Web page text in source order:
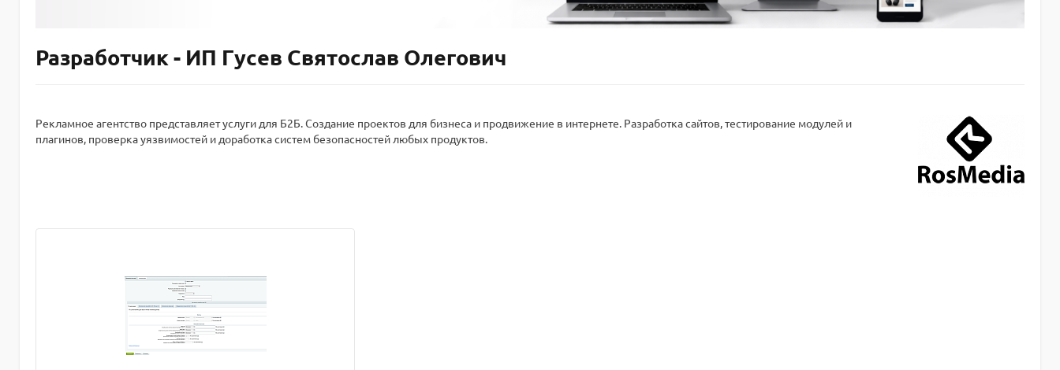
Разработчик - ИП Гусев Святослав Олегович
Рекламное агентство представляет услуги для Б2Б. Создание проектов для бизнеса и продвижение в интернете. Разработка сайтов, тестирование модулей и
плагинов, проверка уязвимостей и доработка систем безопасностей любых продуктов.